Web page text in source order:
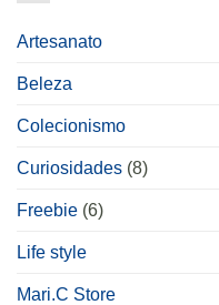
Artesanato
Beleza
Colecionismo
Curiosidades (8)
Freebie (6)
Life style
Mari.C Store